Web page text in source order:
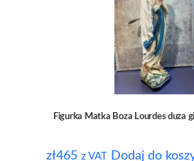
Figurka Matka Boza Lourdes duza
zł465 z VAT Dodaj do